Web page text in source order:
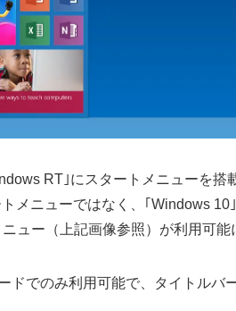
RT｣にスタートメニューを搭
メニューではなく、｢Windows 10
ュー（上記画像参照）が利用可能
ドでのみ利用可能で、タイトルバ